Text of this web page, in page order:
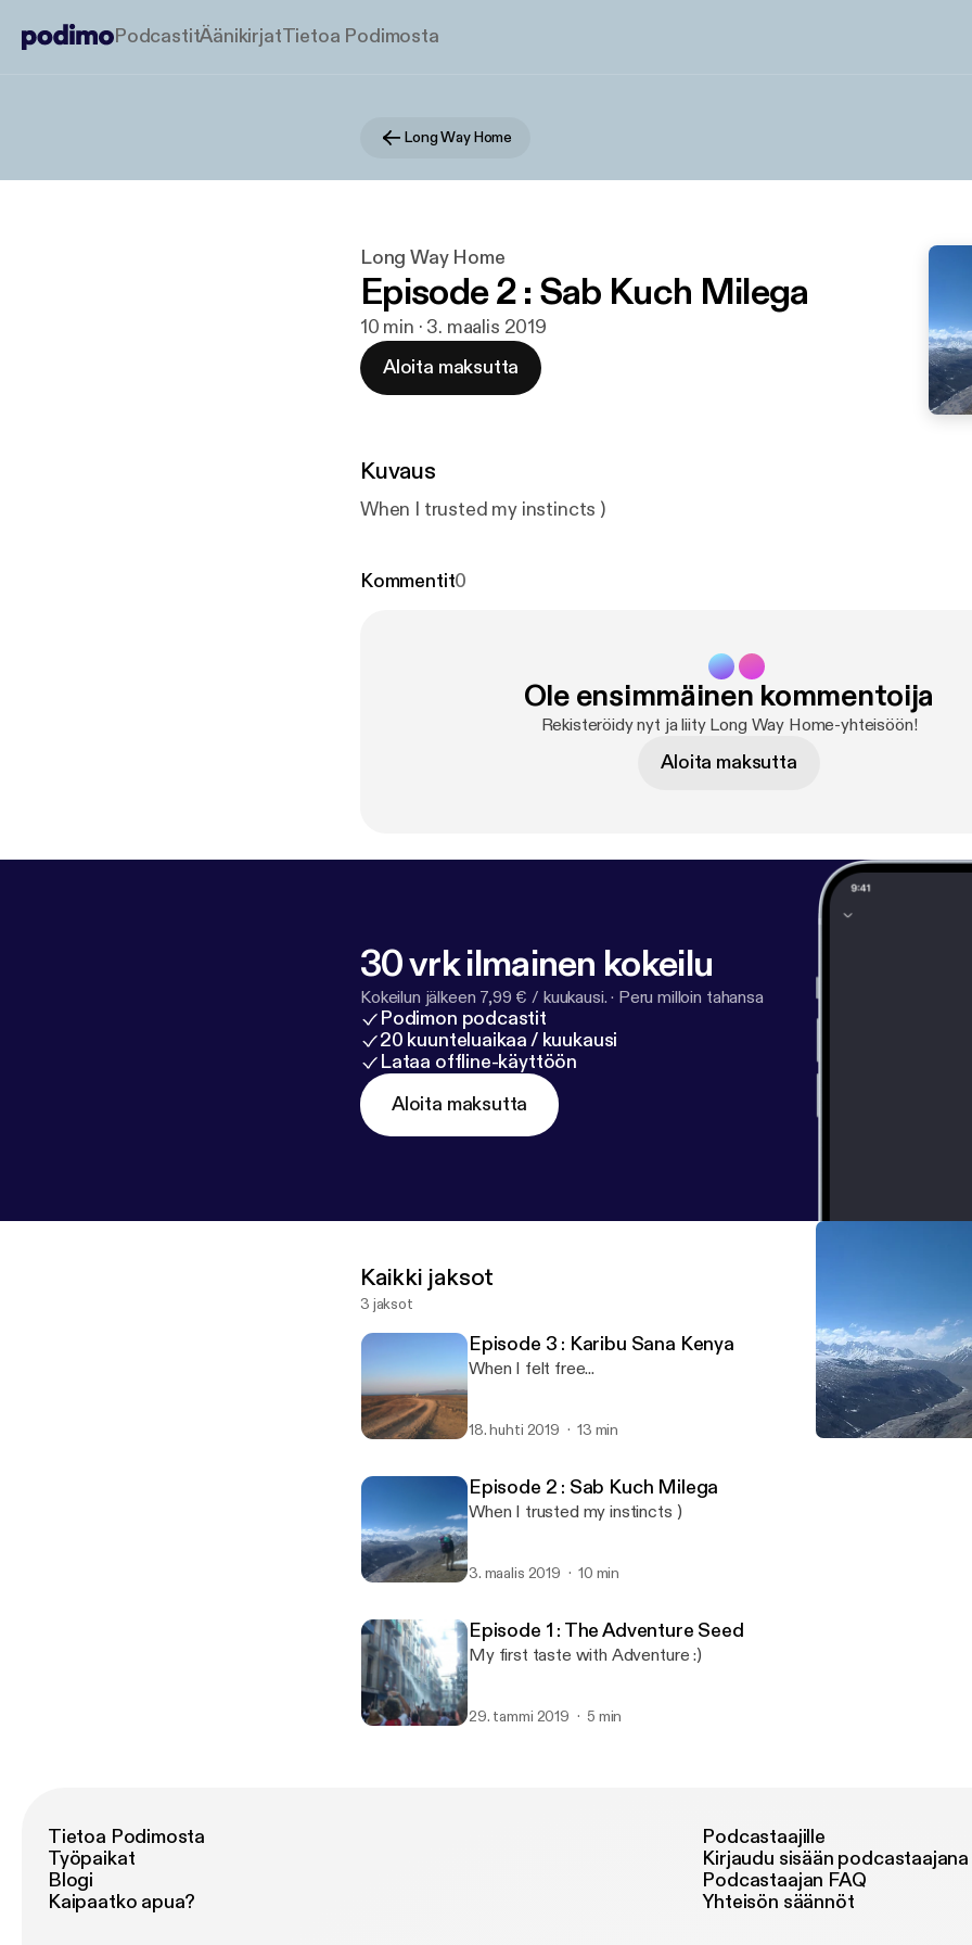
PodcastitÄänikirjatTietoa Podimosta
Long Way Home
Long Way Home
Episode 2 : Sab Kuch Milega
10 min · 3. maalis 2019
Aloita maksutta
Kuvaus
When I trusted my instincts )
Kommentit0
Ole ensimmäinen kommentoija
Rekisteröidy nyt ja liity Long Way Home-yhteisöön!
Aloita maksutta
30 vrk ilmainen kokeilu
Kokeilun jälkeen 7,99 € / kuukausi. · Peru milloin tahansa
Podimon podcastit
20 kuunteluaikaa / kuukausi
Lataa offline-käyttöön
Aloita maksutta
Kaikki jaksot
3 jaksot
Episode 3 : Karibu Sana Kenya
When I felt free...
18. huhti 2019 13 min
Episode 2 : Sab Kuch Milega
When I trusted my instincts )
3. maalis 2019 10 min
Episode 1 : The Adventure Seed
My first taste with Adventure :)
29. tammi 2019 5 min
Tietoa Podimosta
Työpaikat
Blogi
Kaipaatko apua?
Podcastaajille
Kirjaudu sisään podcastaajana
Podcastaajan FAQ
Yhteisön säännöt